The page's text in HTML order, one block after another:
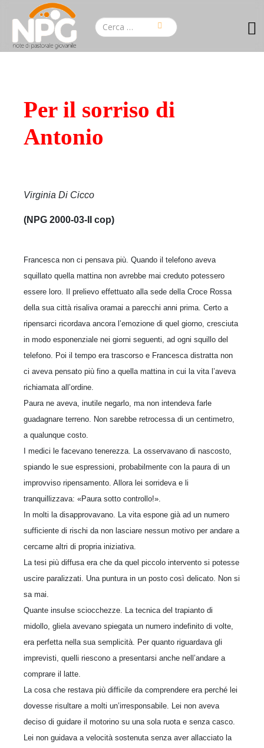
Per il sorriso di
Antonio
Virginia Di Cicco
(NPG 2000-03-II cop)
Francesca non ci pensava più. Quando il telefono aveva
squillato quella mattina non avrebbe mai creduto potessero
essere loro. Il prelievo effettuato alla sede della Croce Rossa
della sua città risaliva oramai a parecchi anni prima. Certo a
ripensarci ricordava ancora l’emozione di quel giorno, cresciuta
in modo esponenziale nei giorni seguenti, ad ogni squillo del
telefono. Poi il tempo era trascorso e Francesca distratta non
ci aveva pensato più fino a quella mattina in cui la vita l’aveva
richiamata all’ordine.
Paura ne aveva, inutile negarlo, ma non intendeva farle
guadagnare terreno. Non sarebbe retrocessa di un centimetro,
a qualunque costo.
I medici le facevano tenerezza. La osservavano di nascosto,
spiando le sue espressioni, probabilmente con la paura di un
improvviso ripensamento. Allora lei sorrideva e li
tranquillizzava: «Paura sotto controllo!».
In molti la disapprovavano. La vita espone già ad un numero
sufficiente di rischi da non lasciare nessun motivo per andare a
cercarne altri di propria iniziativa.
La tesi più diffusa era che da quel piccolo intervento si potesse
uscire paralizzati. Una puntura in un posto così delicato. Non si
sa mai.
Quante insulse sciocchezze. La tecnica del trapianto di
midollo, gliela avevano spiegata un numero indefinito di volte,
era perfetta nella sua semplicità. Per quanto riguardava gli
imprevisti, quelli riescono a presentarsi anche nell’andare a
comprare il latte.
La cosa che restava più difficile da comprendere era perché lei
dovesse risultare a molti un’irresponsabile. Lei non aveva
deciso di guidare il motorino su una sola ruota e senza casco.
Lei non guidava a velocità sostenuta senza aver allacciato la